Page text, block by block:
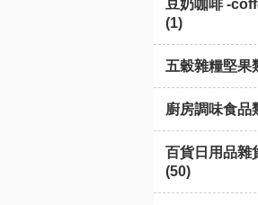
豆奶咖啡 -
(1)
五穀雜糧堅果
廚房調味食品
百貨日用品雜
(50)